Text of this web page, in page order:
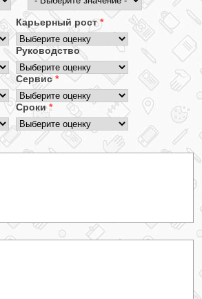
Карьерный рост*
Руководство
Сервис*
Сроки*